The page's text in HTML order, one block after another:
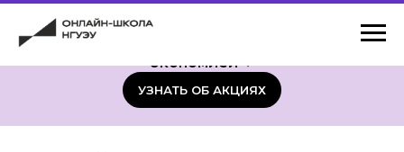
✦Узнайте о выгодных предложения
Онлайн-школы НГУЭУ и учитесь с
экономией✦
УЗНАТЬ ОБ АКЦИЯХ